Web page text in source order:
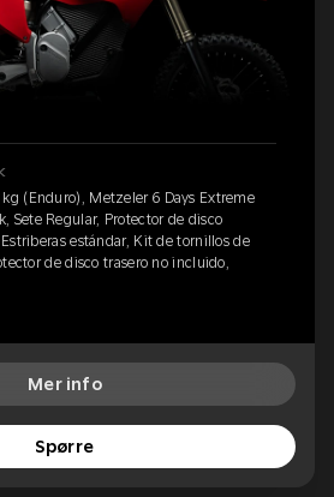
(Enduro), Metzeler 6 Days Extreme
Sete Regular, Protector de disco
estándar, Kit de tornillos de
de disco trasero no incluido,
Mer info
Spørre